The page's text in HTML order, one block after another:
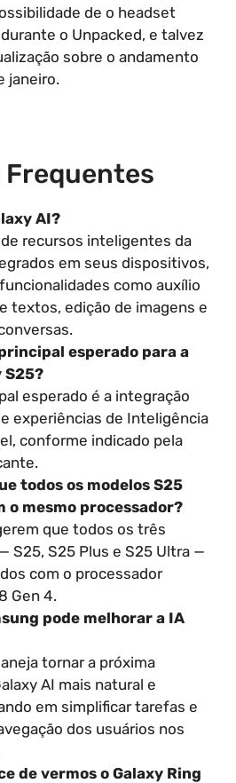
de o headset
o Unpacked, e talvez
sobre o andamento
janeiro.
AI?
recursos inteligentes da
em seus dispositivos,
como auxílio
textos, edição de imagens e
esperado para a
S25?
esperado é a integração
experiências de Inteligência
conforme indicado pela
todos os modelos S25
o mesmo processador?
que todos os três
S25, S25 Plus e S25 Ultra —
com o processador
Gen 4.
pode melhorar a IA
tornar a próxima
AI mais natural e
em simplificar tarefas e
dos usuários nos
de vermos o Galaxy Ring